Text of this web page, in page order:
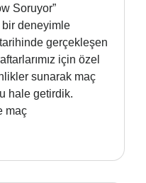
Soruyor”
bir deneyimle
gerçekleşen
için özel
sunarak maç
hale getirdik.
maç